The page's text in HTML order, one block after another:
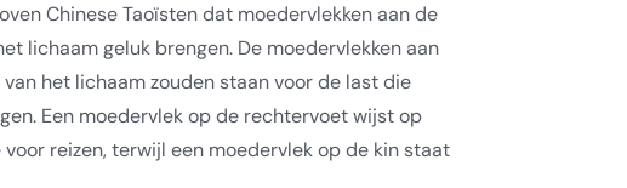
Chinese Taoïsten dat moedervlekken aan de
lichaam geluk brengen. De moedervlekken aan
het lichaam zouden staan voor de last die
Een moedervlek op de rechtervoet wijst op
reizen, terwijl een moedervlek op de kin staat